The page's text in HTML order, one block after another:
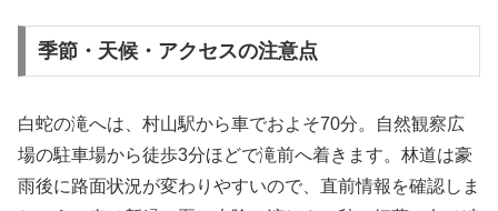
季節・天候・アクセスの注意点
白蛇の滝へは、村山駅から車でおよそ70分。自然観察広
場の駐車場から徒歩3分ほどで滝前へ着きます。林道は豪
雨後に路面状況が変わりやすいので、直前情報を確認しま